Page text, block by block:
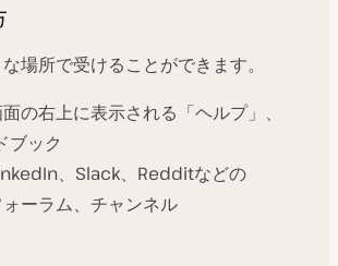
場所で受けることができます。
の右上に表示される「ヘルプ」、
ブック
、Slack、Redditなどの
ーラム、チャンネル